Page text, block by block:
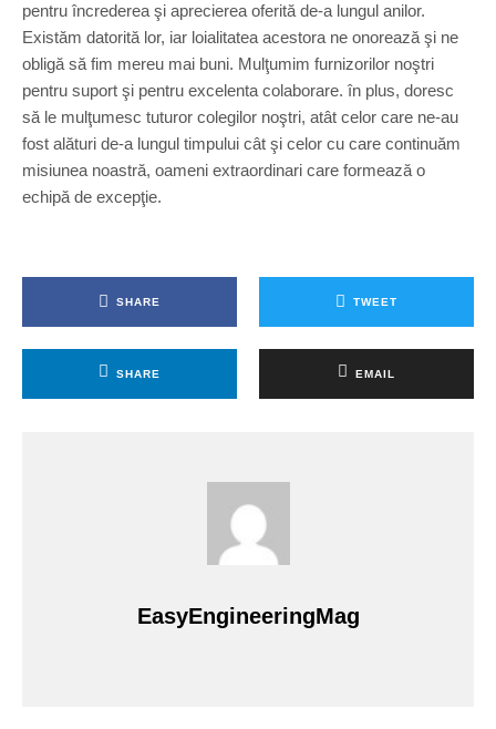
pentru încrederea şi aprecierea oferită de-a lungul anilor.
Existăm datorită lor, iar loialitatea acestora ne onorează şi ne
obligă să fim mereu mai buni. Mulţumim furnizorilor noştri
pentru suport şi pentru excelenta colaborare. în plus, doresc
să le mulţumesc tuturor colegilor noştri, atât celor care ne-au
fost alături de-a lungul timpului cât şi celor cu care continuăm
misiunea noastră, oameni extraordinari care formează o
echipă de excepţie.
SHARE TWEET
SHARE EMAIL
EasyEngineeringMag